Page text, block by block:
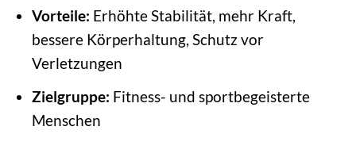
Vorteile: Erhöhte Stabilität, mehr Kraft,
bessere Körperhaltung, Schutz vor
Verletzungen
Zielgruppe: Fitness- und sportbegeisterte
Menschen